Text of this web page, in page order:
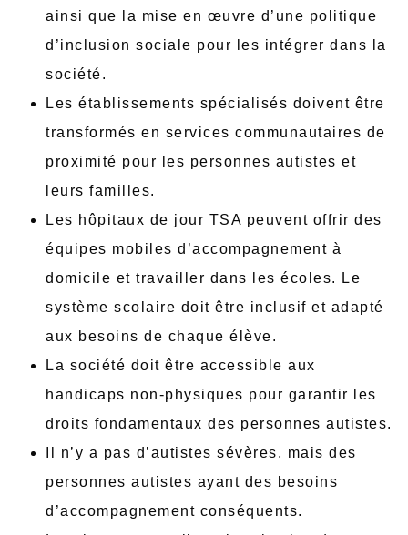
ainsi que la mise en œuvre d’une politique
d’inclusion sociale pour les intégrer dans la
société.
Les établissements spécialisés doivent être
transformés en services communautaires de
proximité pour les personnes autistes et
leurs familles.
Les hôpitaux de jour TSA peuvent offrir des
équipes mobiles d’accompagnement à
domicile et travailler dans les écoles. Le
système scolaire doit être inclusif et adapté
aux besoins de chaque élève.
La société doit être accessible aux
handicaps non-physiques pour garantir les
droits fondamentaux des personnes autistes.
Il n’y a pas d’autistes sévères, mais des
personnes autistes ayant des besoins
d’accompagnement conséquents.